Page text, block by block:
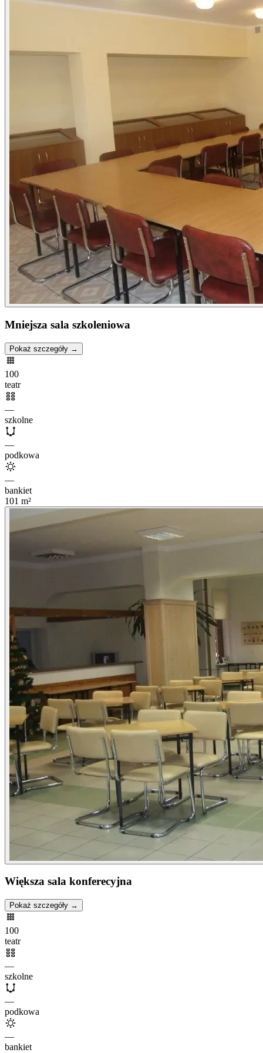
Mniejsza sala szkoleniowa
Pokaż szczegóły →
100
teatr
—
szkolne
—
podkowa
—
bankiet
101 m²
Większa sala konferecyjna
Pokaż szczegóły →
100
teatr
—
szkolne
—
podkowa
—
bankiet